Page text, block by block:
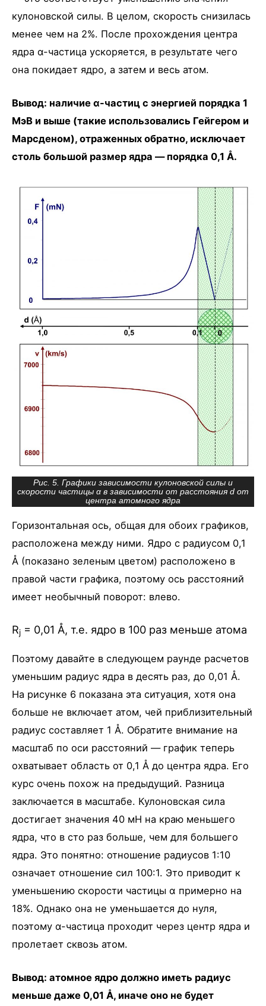
кулоновской силы. В целом, скорость снизилась
менее чем на 2%. После прохождения центра
ядра α-частица ускоряется, в результате чего
она покидает ядро, а затем и весь атом.
Вывод: наличие α-частиц с энергией порядка 1
МэВ и выше (такие использовались Гейгером и
Марсденом), отраженных обратно, исключает
столь большой размер ядра — порядка 0,1 Å.
Рис. 5. Графики зависимости кулоновской силы и
скорости частицы α в зависимости от расстояния d от
центра атомного ядра
Горизонтальная ось, общая для обоих графиков,
расположена между ними. Ядро с радиусом 0,1
Å (показано зеленым цветом) расположено в
правой части графика, поэтому ось расстояний
имеет необычный поворот: влево.
Rj = 0,01 Å, т.е. ядро в 100 раз меньше атома
Поэтому давайте в следующем раунде расчетов
уменьшим радиус ядра в десять раз, до 0,01 Å.
На рисунке 6 показана эта ситуация, хотя она
больше не включает атом, чей приблизительный
радиус составляет 1 Å. Обратите внимание на
масштаб по оси расстояний — график теперь
охватывает область от 0,1 Å до центра ядра. Его
курс очень похож на предыдущий. Разница
заключается в масштабе. Кулоновская сила
достигает значения 40 мН на краю меньшего
ядра, что в сто раз больше, чем для большего
ядра. Это понятно: отношение радиусов 1:10
означает отношение сил 100:1. Это приводит к
уменьшению скорости частицы α примерно на
18%. Однако она не уменьшается до нуля,
поэтому α-частица проходит через центр ядра и
пролетает сквозь атом.
Вывод: атомное ядро должно иметь радиус
меньше даже 0,01 Å, иначе оно не будет